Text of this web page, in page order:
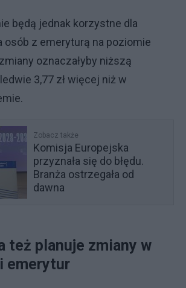
będą jednak korzystne dla
osób z emeryturą na poziomie
oznaczałyby niższą
3,77 zł więcej niż w
Zobacz także
Komisja Europejska
przyznała się do błędu.
Branża ostrzegała od
dawna
też planuje zmiany w
emerytur